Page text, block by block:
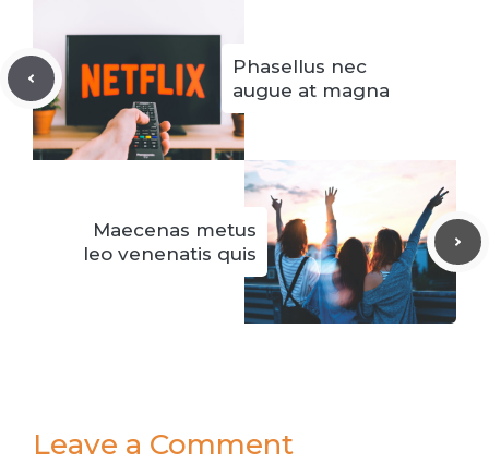
Phasellus nec
augue at magna
Maecenas metus
leo venenatis quis
Leave a Comment